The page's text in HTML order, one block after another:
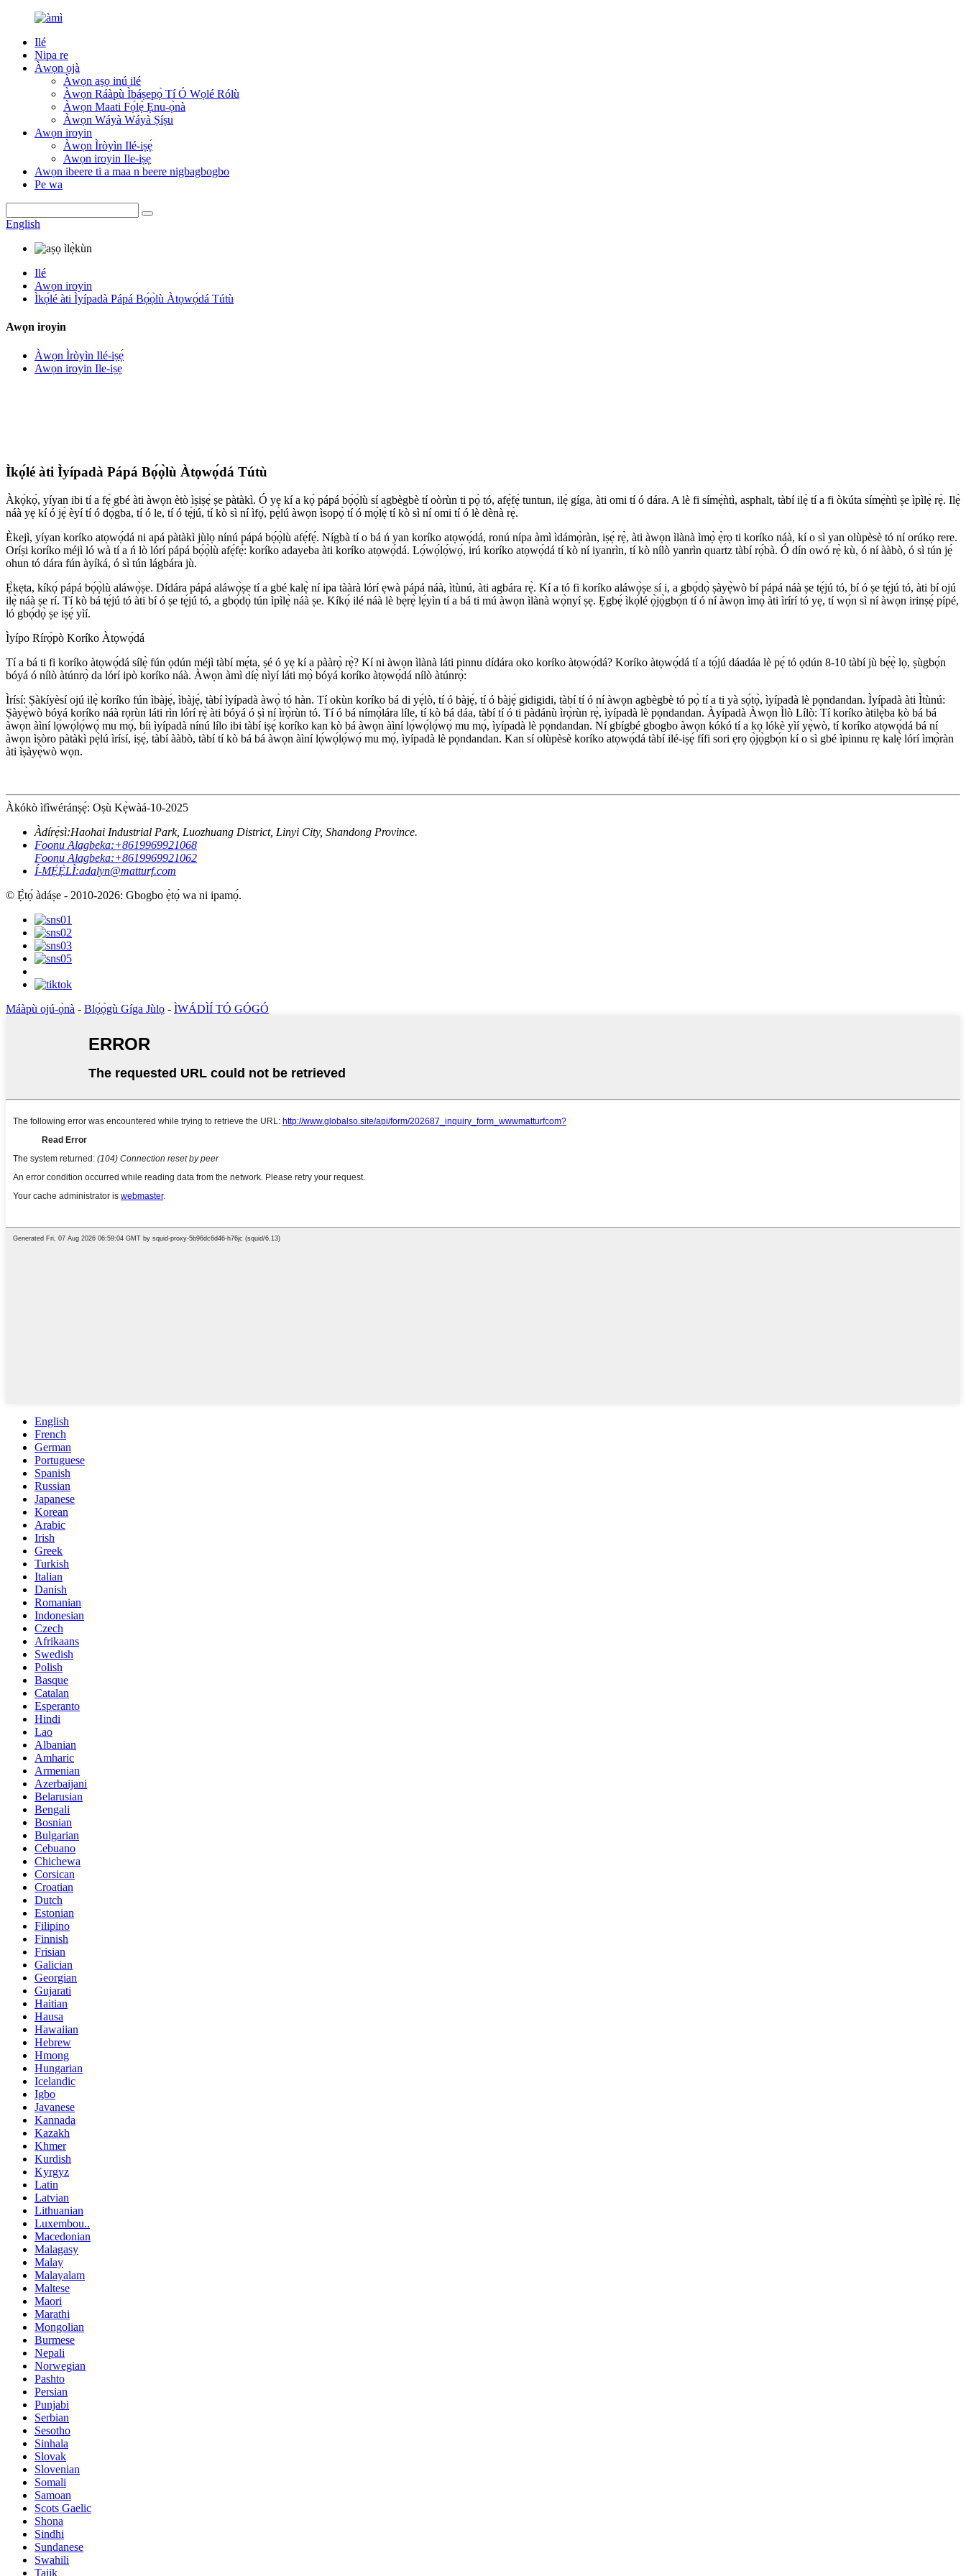
Ilé
Nipa re
Àwọn ọjà
Àwọn aṣọ inú ilé
Àwọn Ráàpù Ìbáṣepọ̀ Tí Ó Wọlé Rólù
Àwọn Maati Fọ́lẹ̀ Ẹnu-ọ̀nà
Àwọn Wáyà Wáyà Ṣíṣu
Awọn iroyin
Àwọn Ìròyìn Ilé-iṣẹ́
Awọn iroyin Ile-iṣẹ
Awọn ibeere ti a maa n beere nigbagbogbo
Pe wa
English
Ilé
Awọn iroyin
Ìkọ́lé àti Ìyípadà Pápá Bọ́ọ̀lù Àtọwọ́dá Tútù
Awọn iroyin
Àwọn Ìròyìn Ilé-iṣẹ́
Awọn iroyin Ile-iṣẹ
Ìkọ́lé àti Ìyípadà Pápá Bọ́ọ̀lù Àtọwọ́dá Tútù
Àkọ́kọ́, yíyan ibi tí a fẹ́ gbé àti àwọn ètò ìṣiṣẹ́ ṣe pàtàkì. Ó yẹ kí a kọ́ pápá bọ́ọ̀lù sí agbègbè tí oòrùn ti pọ̀ tó, afẹ́fẹ́ tuntun, ilẹ̀ gíga, àti omi tí ó dára. A lè fi símẹ́ǹtì, asphalt, tàbí ilẹ̀ tí a fi òkúta símẹ́ǹtì ṣe ìpìlẹ̀ rẹ̀. Ilẹ̀
náà yẹ kí ó jẹ́ èyí tí ó dọ́gba, tí ó le, tí ó tẹ́jú, tí kò sì ní ìfọ́, pẹ̀lú àwọn ìsopọ̀ tí ó mọ́lẹ̀ tí kò sì ní omi tí ó lè dènà rẹ̀.
Èkejì, yíyan koríko atọwọ́dá ni apá pàtàkì jùlọ nínú pápá bọ́ọ̀lù afẹ́fẹ́. Nígbà tí o bá ń yan koríko atọwọ́dá, ronú nípa àmì ìdámọ̀ràn, iṣẹ́ rẹ̀, àti àwọn ìlànà ìmọ̀ ẹ̀rọ ti koríko náà, kí o sì yan olùpèsè tó ní orúkọ rere.
Oríṣi koríko méjì ló wà tí a ń lò lórí pápá bọ́ọ̀lù afẹ́fẹ́: koríko adayeba àti koríko atọwọ́dá. Lọ́wọ́lọ́wọ́, irú koríko atọwọ́dá tí kò ní iyanrìn, tí kò nílò yanrìn quartz tàbí rọ́bà. Ó dín owó rẹ̀ kù, ó ní ààbò, ó sì tún jẹ́
ohun tó dára fún àyíká, ó sì tún lágbára jù.
Ẹ̀kẹta, kíkọ́ pápá bọ́ọ̀lù aláwọ̀ṣe. Dídára pápá aláwọ̀ṣe tí a gbé kalẹ̀ ní ipa tààrà lórí ẹwà pápá náà, ìtùnú, àti agbára rẹ̀. Kí a tó fi koríko aláwọ̀ṣe sí i, a gbọ́dọ̀ ṣàyẹ̀wò bí pápá náà ṣe tẹ́jú tó, bí ó ṣe tẹ́jú tó, àti bí ojú
ilẹ̀ náà ṣe rí. Tí kò bá tẹ́jú tó àti bí ó ṣe tẹ́jú tó, a gbọ́dọ̀ tún ìpìlẹ̀ náà ṣe. Kíkọ́ ilé náà lè bẹ̀rẹ̀ lẹ́yìn tí a bá ti mú àwọn ìlànà wọ̀nyí ṣẹ. Ẹgbẹ́ ìkọ́lé ọ̀jọ̀gbọ́n tí ó ní àwọn ìmọ̀ àti ìrírí tó yẹ, tí wọ́n sì ní àwọn irinṣẹ́ pípé,
ló gbọ́dọ̀ ṣe iṣẹ́ yìí.
Ìyípo Rírọ́pò Koríko Àtọwọ́dá
Tí a bá ti fi koríko àtọwọ́dá sílẹ̀ fún ọdún méjì tàbí mẹ́ta, ṣé ó yẹ kí a pààrọ̀ rẹ̀? Kí ni àwọn ìlànà láti pinnu dídára oko koríko àtọwọ́dá? Koríko àtọwọ́dá tí a tọ́jú dáadáa lè pẹ́ tó ọdún 8-10 tàbí jù bẹ́ẹ̀ lọ, ṣùgbọ́n
bóyá ó nílò àtúnrọ̀ da lórí ipò koríko náà. Àwọn àmì díẹ̀ nìyí láti mọ̀ bóyá koríko àtọwọ́dá nílò àtúnrọ̀:
Ìrísí: Ṣàkíyèsí ojú ilẹ̀ koríko fún ìbàjẹ́, ìbàjẹ́, tàbí ìyípadà àwọ̀ tó hàn. Tí okùn koríko bá di yẹ́lò, tí ó bàjẹ́, tí ó bàjẹ́ gidigidi, tàbí tí ó ní àwọn agbègbè tó pọ̀ tí a ti yà sọ́tọ̀, ìyípadà lè pọndandan. Ìyípadà àti Ìtùnú:
Ṣàyẹ̀wò bóyá koríko náà rọrùn láti rìn lórí rẹ̀ àti bóyá ó ṣì ní ìrọ̀rùn tó. Tí ó bá nímọ̀lára líle, tí kò bá dáa, tàbí tí ó ti pàdánù ìrọ̀rùn rẹ̀, ìyípadà lè pọndandan. Àyípadà Àwọn Ìlò Lílò: Tí koríko àtilẹ̀ba kò bá bá
àwọn àìní lọ́wọ́lọ́wọ́ mu mọ́, bíi ìyípadà nínú lílo ibi tàbí iṣẹ́ koríko kan kò bá àwọn àìní lọ́wọ́lọ́wọ́ mu mọ́, ìyípadà lè pọndandan. Ní gbígbé gbogbo àwọn kókó tí a kọ lókè yìí yẹ̀wò, tí koríko atọwọ́dá bá ní
àwọn ìṣòro pàtàkì pẹ̀lú ìrísí, iṣẹ́, tàbí ààbò, tàbí tí kò bá bá àwọn àìní lọ́wọ́lọ́wọ́ mu mọ́, ìyípadà lè pọndandan. Kan sí olùpèsè koríko atọwọ́dá tàbí ilé-iṣẹ́ fífi sori ẹrọ ọ̀jọ̀gbọ́n kí o sì gbé ìpinnu rẹ kalẹ̀ lórí ìmọ̀ràn
àti ìṣàyẹ̀wò wọn.
Àkókò ìfìwéránṣẹ́: Oṣù Kẹ̀wàá-10-2025
Àdírẹ́sì:Haohai Industrial Park, Luozhuang District, Linyi City, Shandong Province.
Foonu Alagbeka:+8619969921068
Foonu Alagbeka:+8619969921062
Í-MẸ́Ẹ̀LÌ:adalyn@matturf.com
© Ẹ̀tọ́ àdáṣe - 2010-2026: Gbogbo ẹ̀tọ́ wa ni ipamọ́.
Máàpù ojú-ọ̀nà - Blọ́ọ̀gù Gíga Jùlọ - ÌWÁDÌÍ TÓ GÓGÓ
English
French
German
Portuguese
Spanish
Russian
Japanese
Korean
Arabic
Irish
Greek
Turkish
Italian
Danish
Romanian
Indonesian
Czech
Afrikaans
Swedish
Polish
Basque
Catalan
Esperanto
Hindi
Lao
Albanian
Amharic
Armenian
Azerbaijani
Belarusian
Bengali
Bosnian
Bulgarian
Cebuano
Chichewa
Corsican
Croatian
Dutch
Estonian
Filipino
Finnish
Frisian
Galician
Georgian
Gujarati
Haitian
Hausa
Hawaiian
Hebrew
Hmong
Hungarian
Icelandic
Igbo
Javanese
Kannada
Kazakh
Khmer
Kurdish
Kyrgyz
Latin
Latvian
Lithuanian
Luxembou..
Macedonian
Malagasy
Malay
Malayalam
Maltese
Maori
Marathi
Mongolian
Burmese
Nepali
Norwegian
Pashto
Persian
Punjabi
Serbian
Sesotho
Sinhala
Slovak
Slovenian
Somali
Samoan
Scots Gaelic
Shona
Sindhi
Sundanese
Swahili
Tajik